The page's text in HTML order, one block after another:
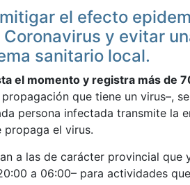
el efecto
y evitar
sanitario local.
el momento y registra más de
que tiene un virus–,
persona infectada transmite la
propaga el virus.
a las de carácter provincial que
a 06:00– para actividades